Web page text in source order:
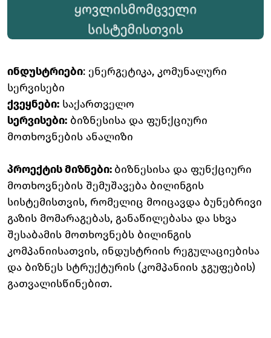
ინდუსტრიები: ენერგეტიკა, კომუნალური
სერვისები
ქვეყნები: საქართველო
სერვისები: ბიზნესისა და ფუნქციური
მოთხოვნების ანალიზი
პროექტის მიზნები: ბიზნესისა და ფუნქციური
მოთხოვნების შემუშავება ბილინგის
სისტემისთვის, რომელიც მოიცავდა ბუნებრივი
გაზის მომარაგებას, განაწილებასა და სხვა
შესაბამის მოთხოვნებს ბილინგის
კომპანიისათვის, ინდუსტრიის რეგულაციებისა
და ბიზნეს სტრუქტურის (კომპანიის ჯგუფების)
გათვალისწინებით.